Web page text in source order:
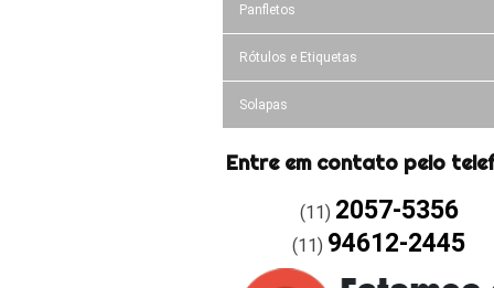
Panfletos
Rótulos e Etiquetas
Solapas
Entre em contato pelo
(11) 2057-5356
(11) 94612-2445